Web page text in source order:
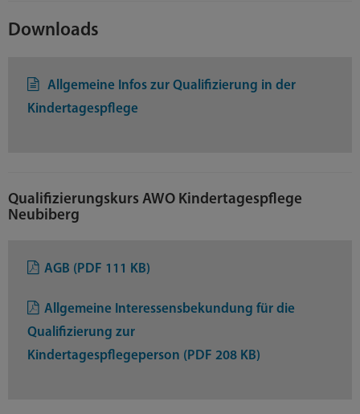
Downloads
Allgemeine Infos zur Qualifizierung in der
Kindertagespflege
Qualifizierungskurs AWO Kindertagespflege
Neubiberg
AGB (PDF 111 KB)
Allgemeine Interessensbekundung für die
Qualifizierung zur
Kindertagespflegeperson (PDF 208 KB)